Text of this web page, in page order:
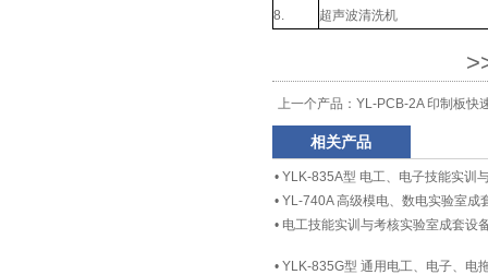
8.
超声波清洗机
上一个产品： YL-PCB-2A 印制板快
相关产品
• YLK-835A型 电工、电子技能实训
• YL-740A 高级模电、数电实验室成
• 电工技能实训与考核实验室成套设
• YLK-835G型 通用电工、电子、电